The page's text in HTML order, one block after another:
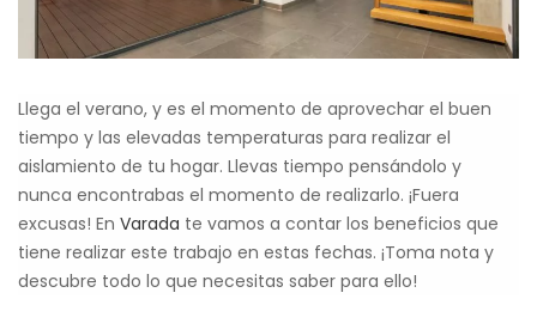
Llega el verano, y es el momento de aprovechar el buen
tiempo y las elevadas temperaturas para realizar el
aislamiento de tu hogar. Llevas tiempo pensándolo y
nunca encontrabas el momento de realizarlo. ¡Fuera
excusas! En Varada te vamos a contar los beneficios que
tiene realizar este trabajo en estas fechas. ¡Toma nota y
descubre todo lo que necesitas saber para ello!